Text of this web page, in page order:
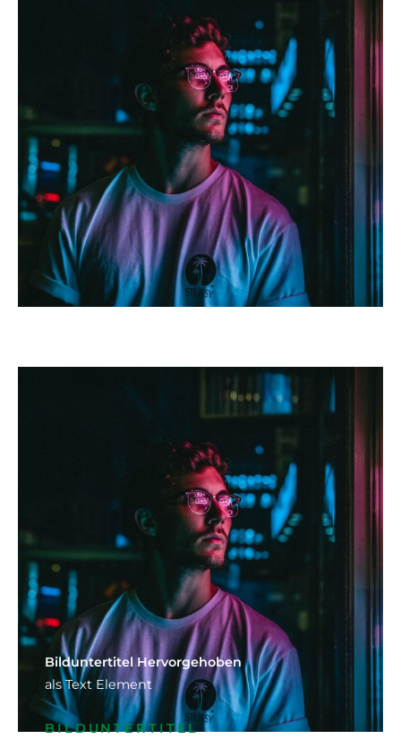
Bild­unter­titel Hervorgehoben
als Text Element
BILDUNTERTITEL